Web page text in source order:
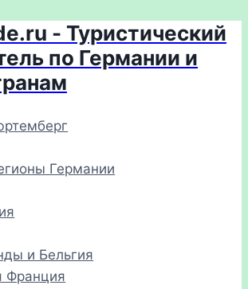
- Туристический
по Германии и
Германии
и Бельгия
Франция